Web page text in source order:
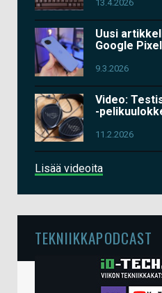
13.4.2026
Uusi
Google
9.3.2026
Video:
-
11.2.2026
Lisää videoita
TEKNIIKKAPODCAST